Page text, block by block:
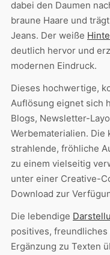
dabei den Daumen
braune Haare und
Jeans. Der weiße
deutlich hervor und
modernen Eindruck.
Dieses hochwertige,
Auflösung eignet sich
Blogs, Newsletter-
Werbematerialien. Die
strahlende, fröhliche
zu einem vielseitig
unter einer Creative-
Download zur
Die lebendige
positives,
Ergänzung zu Texten